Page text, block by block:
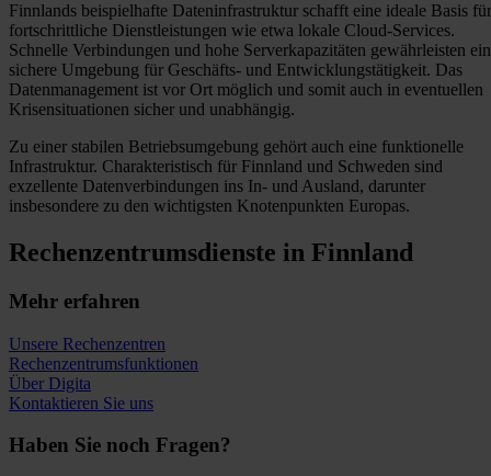
Finnlands beispielhafte Dateninfrastruktur schafft eine ideale Basis für
fortschrittliche Dienstleistungen wie etwa lokale Cloud-Services.
Schnelle Verbindungen und hohe Serverkapazitäten gewährleisten
sichere Umgebung für Geschäfts- und Entwicklungstätigkeit. Das
Datenmanagement ist vor Ort möglich und somit auch in eventuellen
Krisensituationen sicher und unabhängig.
Zu einer stabilen Betriebsumgebung gehört auch eine funktionelle
Infrastruktur. Charakteristisch für Finnland und Schweden sind
exzellente Datenverbindungen ins In- und Ausland, darunter
insbesondere zu den wichtigsten Knotenpunkten Europas.
Rechenzentrumsdienste in Finnland
Mehr erfahren
Unsere Rechenzentren
Rechenzentrumsfunktionen
Über Digita
Kontaktieren Sie uns
Haben Sie noch Fragen?